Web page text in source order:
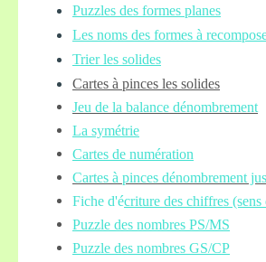
Puzzles des formes planes
Les noms des formes à
Trier les solides
Cartes à pinces les solides
Jeu de la balance dénombrement
La symétrie
Cartes de numération
Cartes à pinces dénombrement
Fiche d'écriture des chiffres
Puzzle des nombres PS/MS
Puzzle des nombres GS/CP